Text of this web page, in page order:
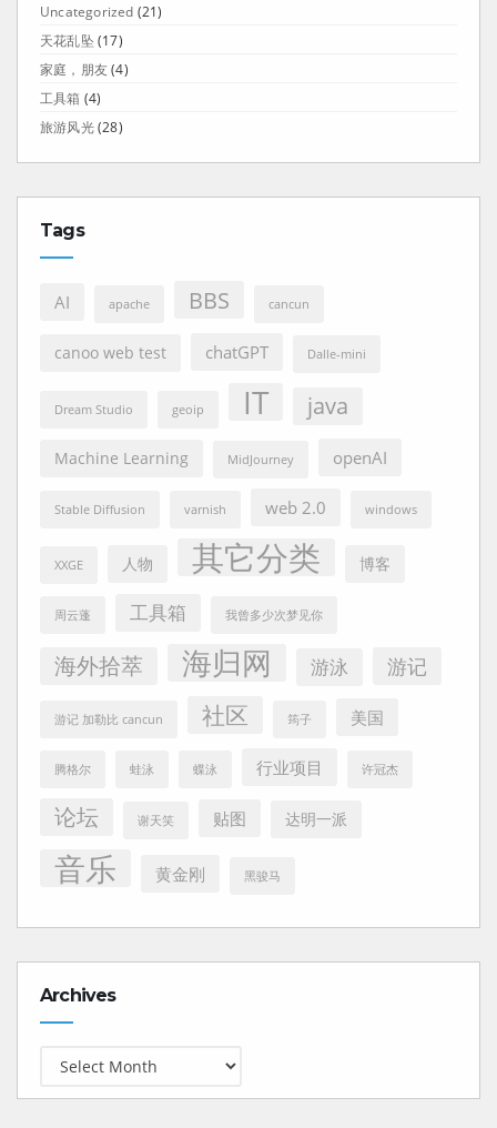
Uncategorized (21)
天花乱坠 (17)
家庭，朋友(4)
工具箱 (4)
旅游风光(28)
Tags
AI apache BBS cancun
canoo web test chatGPT Dalle-mini
Dream Studio geoip IT java
Machine Learning MidJourney openAI
Stable Diffusion varnish web 2.0 windows
XXGE 人物 其它分类 博客
周云蓬 工具箱 我曾多少次梦见你
海外拾萃 海归网 游泳 游记
游记 加勒比 cancun 社区 筠子 美国
腾格尔 蛙泳 蝶泳 行业项目 许冠杰
论坛 谢天笑 贴图 达明一派
音乐 黄金刚 黑骏马
Archives